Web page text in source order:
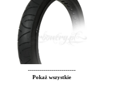
------------------------
Pokaż wszystkie